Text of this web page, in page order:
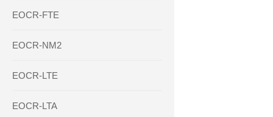
EOCR-FTE
EOCR-NM2
EOCR-LTE
EOCR-LTA